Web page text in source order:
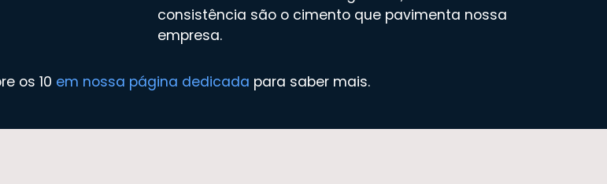
consistência são o cimento que pavimenta nossa
empresa.
os 10 em nossa página dedicada para saber mais.